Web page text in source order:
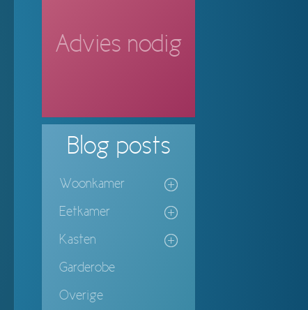
Advies nodig
Blog posts
Woonkamer
Eetkamer
Kasten
Garderobe
Overige